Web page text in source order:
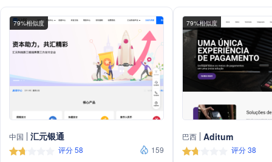
79%相似度
中国 汇元银通
评分 58
159
79%相似度
巴西 Aditum
评分 38